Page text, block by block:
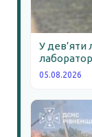
У дев’яти
05.08.2026